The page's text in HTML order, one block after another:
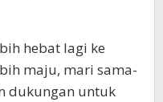
hebat lagi ke
maju, mari sama-
dukungan untuk